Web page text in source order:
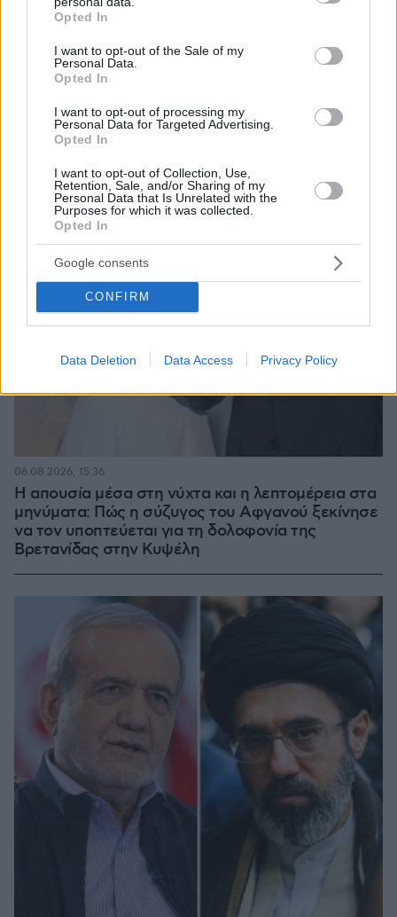
grant or deny consent to Google and its third-party tags to
use your data for below specified purposes in below Google
consent section.
Opted In
I want to opt-out of the Sale of my
Personal Data.
Opted In
I want to opt-out of processing my
Personal Data for Targeted Advertising.
Opted In
I want to opt-out of Collection, Use,
Retention, Sale, and/or Sharing of my
Personal Data that Is Unrelated with the
Purposes for which it was collected.
Opted In
Google consents
CONFIRM
Data Deletion Data Access Privacy Policy
Η αποκαλυπτική κατάθεση της συζύγου του
Αφγανού: Πώς γνωρίσαμε τη Λίσα, γιατί
υποψιάστηκα ότι ήταν το πτώμα στη βαλίτσα
Η απουσία μέσα στη νύχτα και η λεπτομέρεια στα
μηνύματα: Πώς η σύζυγος του Αφγανού ξεκίνησε
να τον υποπτεύεται για τη δολοφονία της
Βρετανίδας στην Κυψέλη
06.08.2026, 15:36